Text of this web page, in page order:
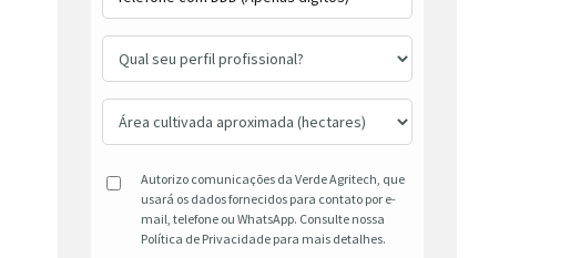
Autorizo comunicações da Verde Agritech, que
usará os dados fornecidos para contato por e-
mail, telefone ou WhatsApp. Consulte nossa
Política de Privacidade para mais detalhes.